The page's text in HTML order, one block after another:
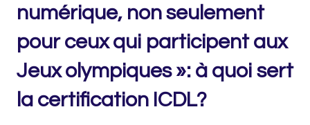
numérique, non seulement
pour ceux qui participent aux
Jeux olympiques »: à quoi sert
la certification ICDL?